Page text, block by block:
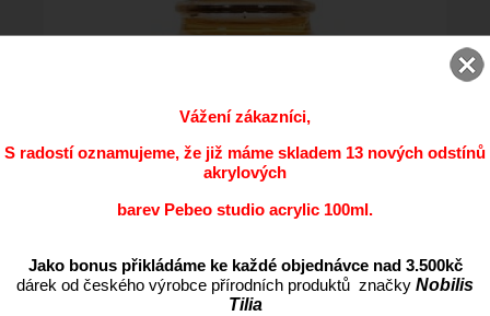
Vážení zákazníci,
S radostí oznamujeme, že již máme skladem 13 nových odstínů
akrylových
barev Pebeo studio acrylic 100ml.
Jako bonus přikládáme ke každé objednávce nad 3.500kč
dárek od českého výrobce přírodních produktů značky Nobilis
Tilia